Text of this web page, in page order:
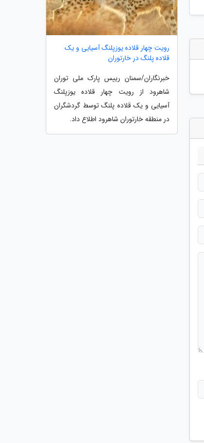
رویت چهار قلاده یوزپلنگ آسیایی و یک
قلاده پلنگ در خارتوران
خبرنگاران/سمنان رییس پارک ملی توران
شاهرود از رویت چهار قلاده یوزپلنگ
آسیایی و یک قلاده پلنگ توسط گردشگران
در منطقه خارتوران شاهرود اطلاع داد.